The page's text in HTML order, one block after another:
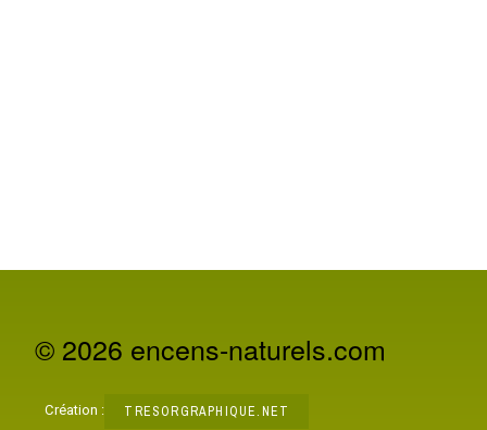
© 2026 encens-naturels.com
Création : TRESORGRAPHIQUE.NET